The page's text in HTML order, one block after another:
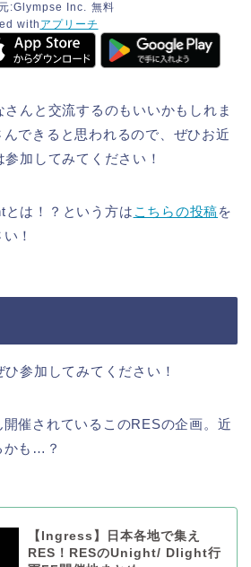
:Glympse Inc. 無料
with アプリーチ
んと交流するのもいいかもしれま
できると思われるので、ぜひお近
加してみてください！
は！？という方は こちらの投稿を
！
参加してみてください！
催されているこのRESの企画。近
かも…？
【Ingress】日本各地で集え
RES！RESのUnight/ Dlight行